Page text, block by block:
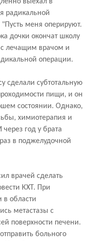
радикальной
меня оперируют.
дочки окончат школу
с лечащим врачом и
операции.
сделали субтотальную
пищи, и он
состоянии. Однако,
химиотерапия и
год у брата
в поджелудочной
врачей сделать
КХТ. При
области
метастазы с
поверхности печени.
больного